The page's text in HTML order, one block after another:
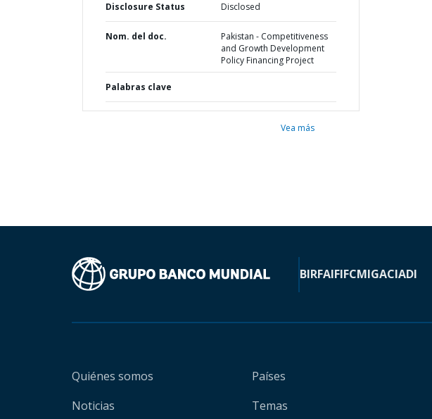
Disclosure Status Disclosed
Nom. del doc.
Pakistan - Competitiveness
and Growth Development
Policy Financing Project
Palabras clave
Vea más
BIRFAIFIFCMIGACIADI
Quiénes somos
Noticias
Países
Temas